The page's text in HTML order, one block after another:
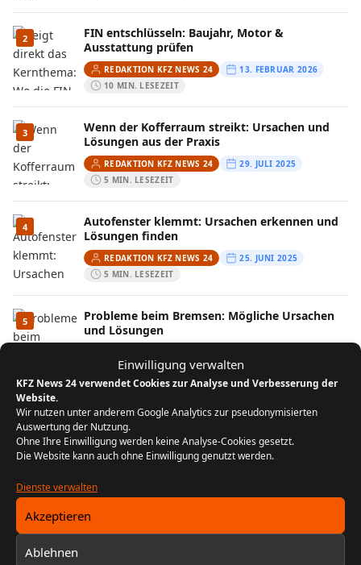
Einwilligung verwalten
KFZ News 24 verwendet Cookies zur Analyse und Verbesserung der
Website.
Wir nutzen unter anderem Google Analytics zur pseudonymisierten
Auswertung der Nutzung.
Ohne Ihre Einwilligung werden keine Analyse-Cookies gesetzt.
Die Website kann auch ohne Einwilligung genutzt werden.
Dienste verwalten
Akzeptieren
Ablehnen
2
FIN entschlüsseln: Baujahr, Motor &
Ausstattung prüfen
REDAKTION KFZ NEWS 24
13. FEBRUAR 2026
10 MIN. LESEZEIT
3
Wenn der Kofferraum streikt: Ursachen und
Lösungen aus der Praxis
REDAKTION KFZ NEWS 24
29. JULI 2025
5 MIN. LESEZEIT
4
Autofenster klemmt: Ursachen erkennen und
Lösungen finden
REDAKTION KFZ NEWS 24
25. JUNI 2025
5 MIN. LESEZEIT
5
Probleme beim Bremsen: Mögliche Ursachen
und Lösungen
4 MIN. LESEZEIT
FOLGE UNS
MEIST GELESEN